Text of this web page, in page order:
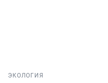
ЭКОЛОГИЯ